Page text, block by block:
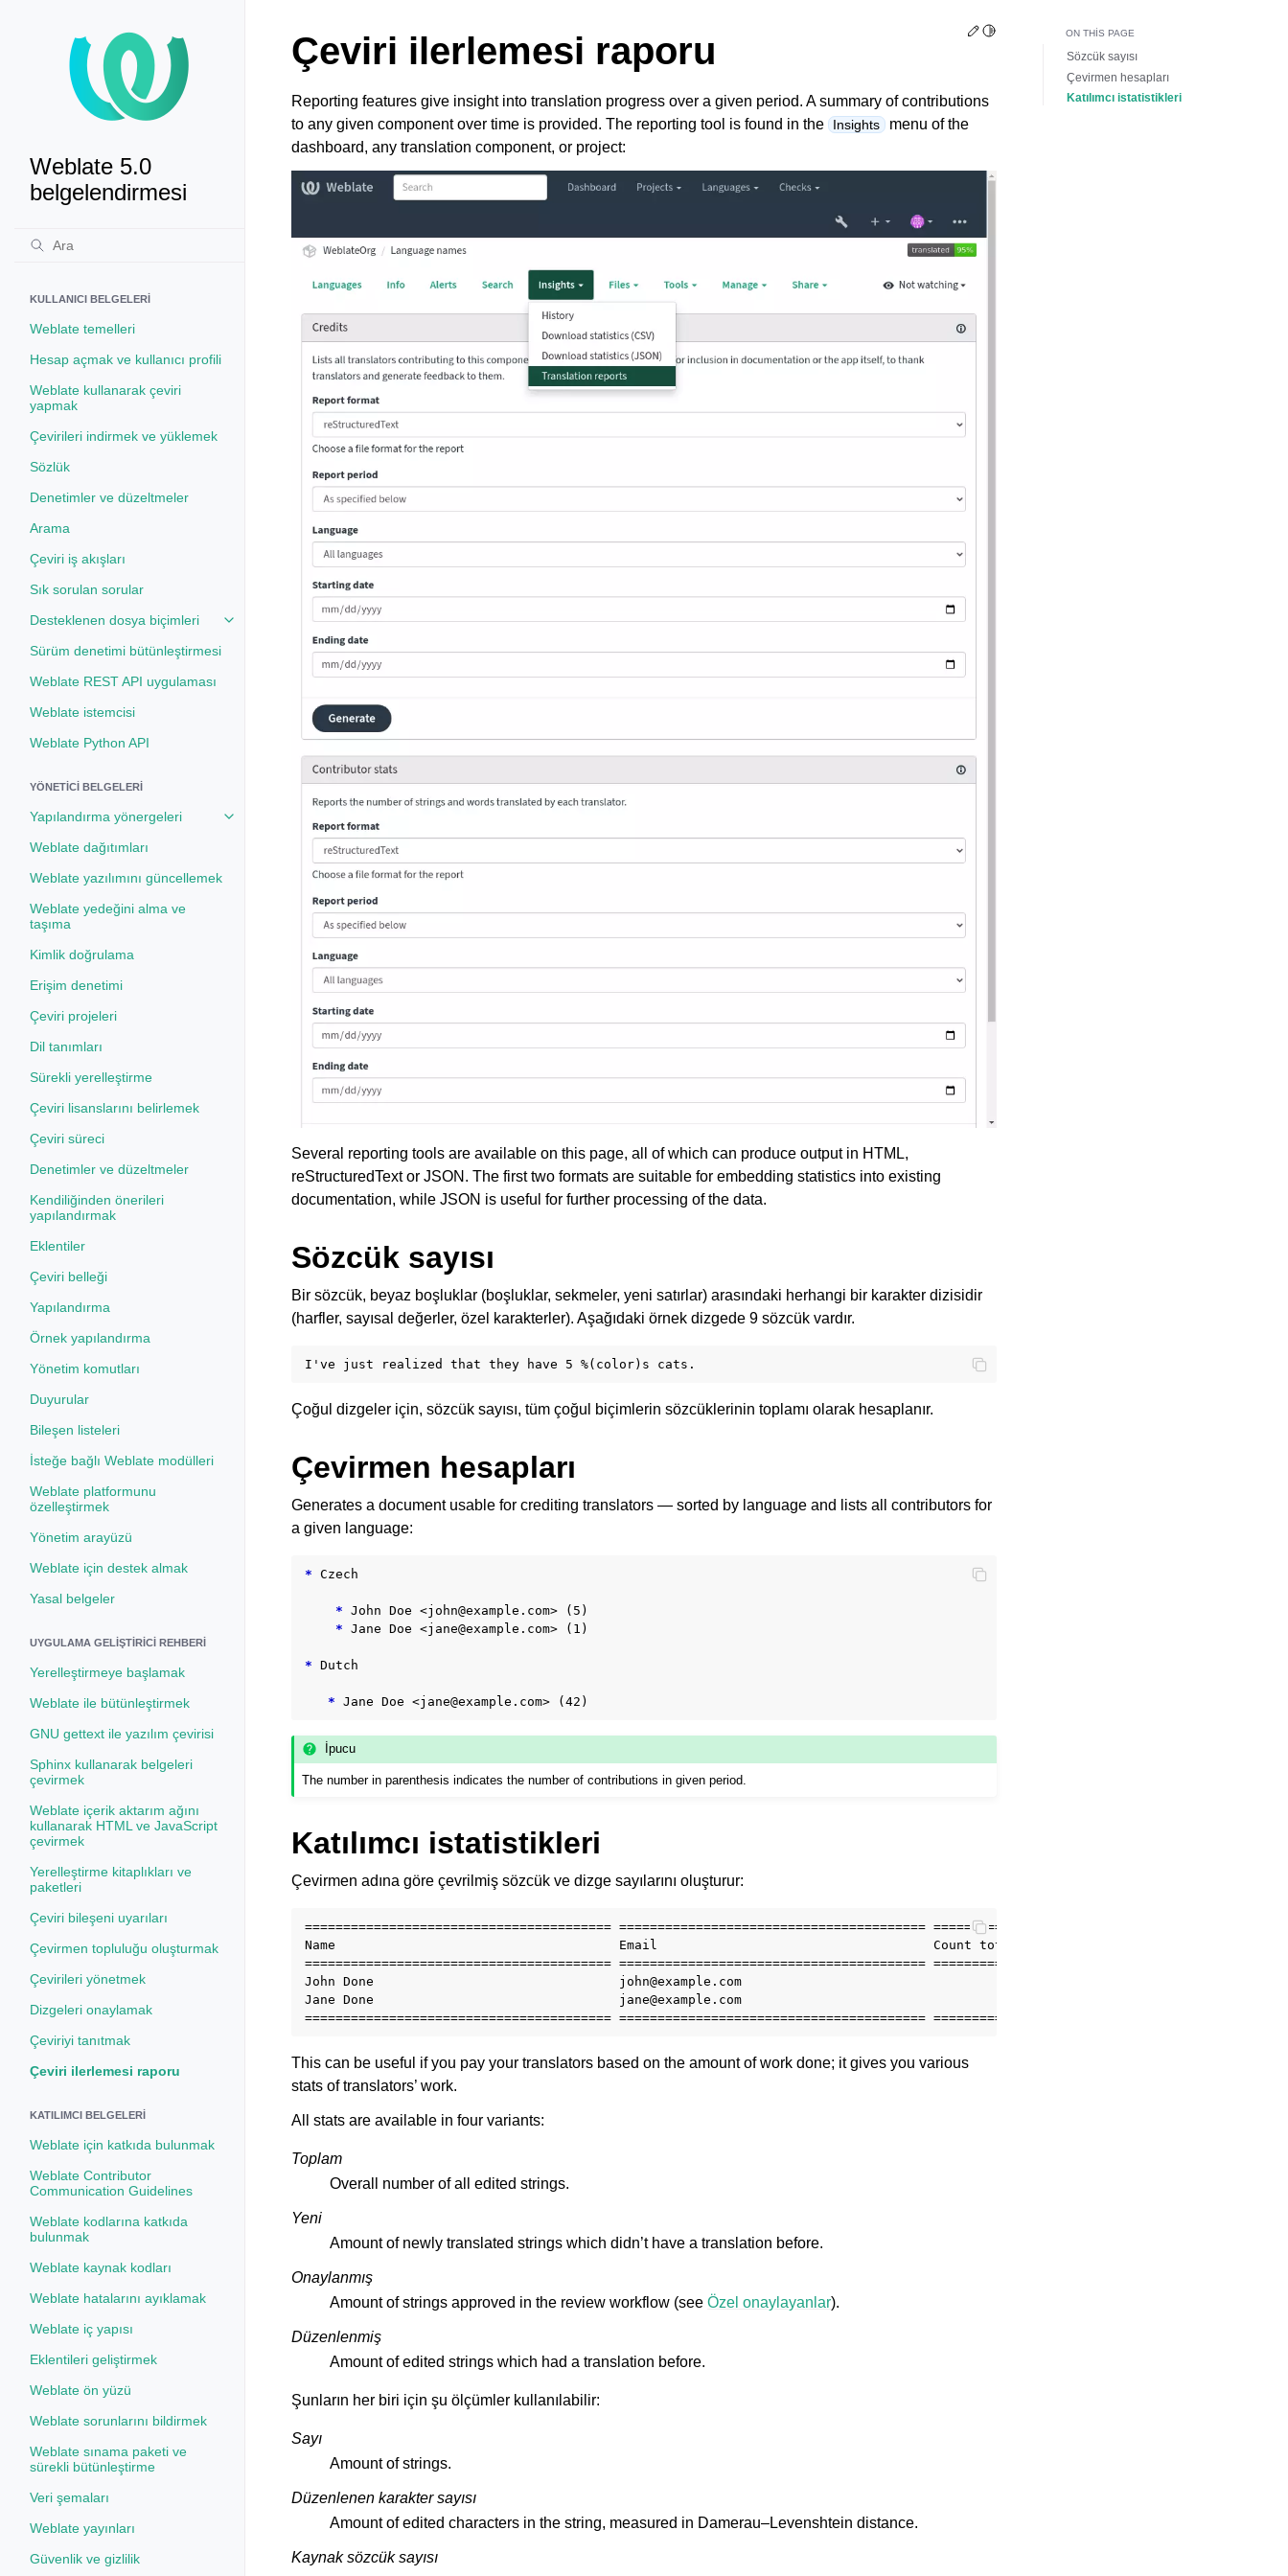
Weblate 5.0
belgelendirmesi
KULLANICI BELGELERI
Weblate temelleri
Hesap açmak ve kullanıcı profili
Weblate kullanarak çeviri
yapmak
Çevirileri indirmek ve yüklemek
Sözlük
Denetimler ve düzeltmeler
Arama
Çeviri iş akışları
Sık sorulan sorular
Desteklenen dosya biçimleri
Toggle navigation of Desteklenen dosya biçimleri
Sürüm denetimi bütünleştirmesi
Weblate REST API uygulaması
Weblate istemcisi
Weblate Python API
YÖNETICI BELGELERI
Yapılandırma yönergeleri
Toggle navigation of Yapılandırma yönergeleri
Weblate dağıtımları
Weblate yazılımını güncellemek
Weblate yedeğini alma ve
taşıma
Kimlik doğrulama
Erişim denetimi
Çeviri projeleri
Dil tanımları
Sürekli yerelleştirme
Çeviri lisanslarını belirlemek
Çeviri süreci
Denetimler ve düzeltmeler
Kendiliğinden önerileri
yapılandırmak
Eklentiler
Çeviri belleği
Yapılandırma
Örnek yapılandırma
Yönetim komutları
Duyurular
Bileşen listeleri
İsteğe bağlı Weblate modülleri
Weblate platformunu
özelleştirmek
Yönetim arayüzü
Weblate için destek almak
Yasal belgeler
UYGULAMA GELIŞTIRICI REHBERI
Yerelleştirmeye başlamak
Weblate ile bütünleştirmek
GNU gettext ile yazılım çevirisi
Sphinx kullanarak belgeleri
çevirmek
Weblate içerik aktarım ağını
kullanarak HTML ve JavaScript
çevirmek
Yerelleştirme kitaplıkları ve
paketleri
Çeviri bileşeni uyarıları
Çevirmen topluluğu oluşturmak
Çevirileri yönetmek
Dizgeleri onaylamak
Çeviriyi tanıtmak
Çeviri ilerlemesi raporu
KATILIMCI BELGELERI
Weblate için katkıda bulunmak
Weblate Contributor
Communication Guidelines
Weblate kodlarına katkıda
bulunmak
Weblate kaynak kodları
Weblate hatalarını ayıklamak
Weblate iç yapısı
Eklentileri geliştirmek
Weblate ön yüzü
Weblate sorunlarını bildirmek
Weblate sınama paketi ve
sürekli bütünleştirme
Veri şemaları
Weblate yayınları
Güvenlik ve gizlilik
Edit this page
Toggle Light / Dark / Auto color theme
Çeviri ilerlemesi raporu
Reporting features give insight into translation progress over a given period. A summary of contributions
to any given component over time is provided. The reporting tool is found in the
Insights menu of the
dashboard, any translation component, or project:
Several reporting tools are available on this page, all of which can produce output in HTML,
reStructuredText or JSON. The first two formats are suitable for embedding statistics into existing
documentation, while JSON is useful for further processing of the data.
Sözcük sayısı
Bir sözcük, beyaz boşluklar (boşluklar, sekmeler, yeni satırlar) arasındaki herhangi bir karakter dizisidir
(harfler, sayısal değerler, özel karakterler). Aşağıdaki örnek dizgede 9 sözcük vardır.
Çoğul dizgeler için, sözcük sayısı, tüm çoğul biçimlerin sözcüklerinin toplamı olarak hesaplanır.
Çevirmen hesapları
Generates a document usable for crediting translators — sorted by language and lists all contributors for
a given language:
* Czech
* John Doe <john@example.com> (5)
* Jane Doe <jane@example.com> (1)
* Dutch
*
İpucu
The number in parenthesis indicates the number of contributions in given period.
Katılımcı istatistikleri
Çevirmen adına göre çevrilmiş sözcük ve dizge sayılarını oluşturur:
======================================== ======================================== ========================
Name                                     Email                                    Count total              Source words total       Source
======================================== ======================================== ========================
John Done                                john@example.com                                                1
Jane Done                                jane@example.com                                                2
This can be useful if you pay your translators based on the amount of work done; it gives you various
stats of translators’ work.
All stats are available in four variants:
Toplam
Overall number of all edited strings.
Yeni
Amount of newly translated strings which didn’t have a translation before.
Onaylanmış
Amount of strings approved in the review workflow (see Özel onaylayanlar).
Düzenlenmiş
Amount of edited strings which had a translation before.
Şunların her biri için şu ölçümler kullanılabilir:
Sayı
Amount of strings.
Düzenlenen karakter sayısı
Amount of edited characters in the string, measured in Damerau–Levenshtein distance.
Kaynak sözcük sayısı
ON THIS PAGE
Sözcük sayısı
Çevirmen hesapları
Katılımcı istatistikleri